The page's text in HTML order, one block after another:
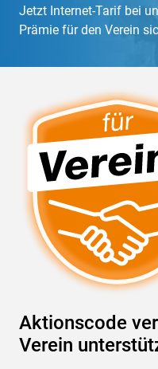
Jetzt Internet-Tarif bei
Prämie für den Verein
Aktionscode
Verein